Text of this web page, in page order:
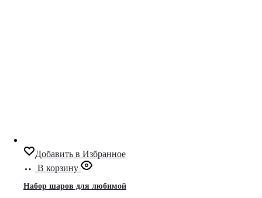
Добавить в Избранное
В корзину
Набор шаров для любимой